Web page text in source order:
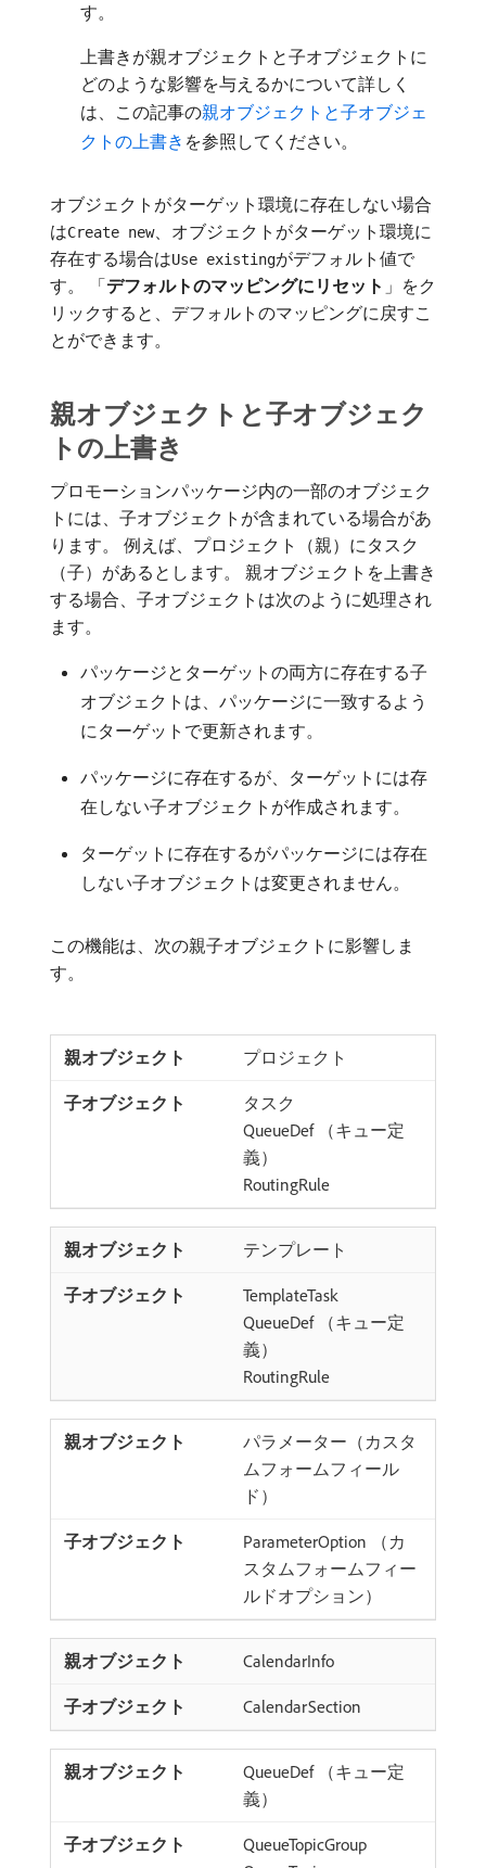
す。
上書きが親オブジェクトと子オブジェクトに
どのような影響を与えるかについて詳しく
は、この記事の親オブジェクトと子オブジェ
クトの上書き を参照してください。
オブジェクトがターゲット環境に存在しない場合
はCreate new、オブジェクトがターゲット環境に
存在する場合はUse existingがデフォルト値で
す。 「デフォルトのマッピングにリセット 」をク
リックすると、デフォルトのマッピングに戻すこ
とができます。
親オブジェクトと子オブジェク
トの上書き
プロモーションパッケージ内の一部のオブジェク
トには、子オブジェクトが含まれている場合があ
ります。 例えば、プロジェクト（親）にタスク
（子）があるとします。 親オブジェクトを上書き
する場合、子オブジェクトは次のように処理され
ます。
パッケージとターゲットの両方に存在する子
オブジェクトは、パッケージに一致するよう
にターゲットで更新されます。
パッケージに存在するが、ターゲットには存
在しない子オブジェクトが作成されます。
ターゲットに存在するがパッケージには存在
しない子オブジェクトは変更されません。
この機能は、次の親子オブジェクトに影響しま
す。
プロジェクト
タスク
QueueDef （キュー定
義）
RoutingRule
テンプレート
TemplateTask
QueueDef （キュー定
義）
RoutingRule
パラメーター（カスタ
ムフォームフィール
ド）
ParameterOption （カ
スタムフォームフィー
ルドオプション）
CalendarInfo
CalendarSection
QueueDef （キュー定
義）
QueueTopicGroup